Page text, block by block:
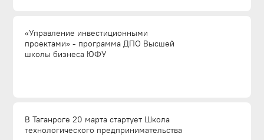
«Управление инвестиционными
проектами» - программа ДПО Высшей
школы бизнеса ЮФУ
В Таганроге 20 марта стартует Школа
технологического предпринимательства